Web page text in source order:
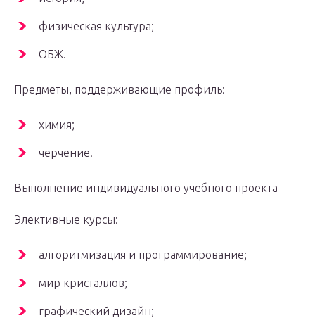
физическая культура;
ОБЖ.
Предметы, поддерживающие профиль:
химия;
черчение.
Выполнение индивидуального учебного проекта
Элективные курсы:
алгоритмизация и программирование;
мир кристаллов;
графический дизайн;